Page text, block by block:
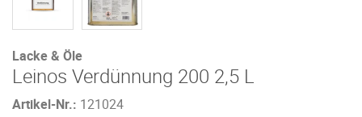
Lacke & Öle
Leinos Verdünnung 200 2,5 L
Artikel-Nr.: 121024